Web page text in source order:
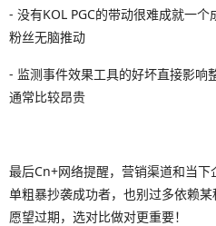
- 没有KOL PGC的带动很难成就一
粉丝无脑推动
- 监测事件效果工具的好坏直接影响
通常比较昂贵
最后Cn+网络提醒，营销渠道和当
单粗暴抄袭成功者，也别过多依赖
愿望过期，选对比做对更重要！